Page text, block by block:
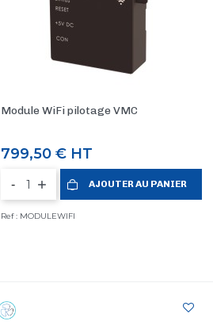
Module WiFi pilotage VMC
Prix
799,50 €HT
- AJOUTER AU PANIER
Ref : MODULEWIFI